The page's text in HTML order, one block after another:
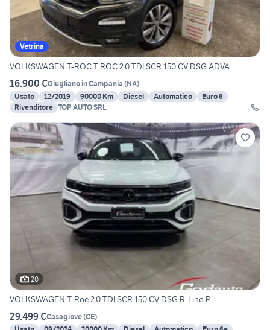
Vetrina
VOLKSWAGEN T-ROC T ROC 2.0 TDI SCR 150 CV DSG ADVA
16.900 €Giugliano in Campania (NA)
Usato
12/2019 90000 Km Diesel Automatico
Euro 6
Rivenditore TOP AUTO SRL
20
VOLKSWAGEN T-Roc 2.0 TDI SCR 150 CV DSG R-Line P
29.499 €Casagiove(CE)